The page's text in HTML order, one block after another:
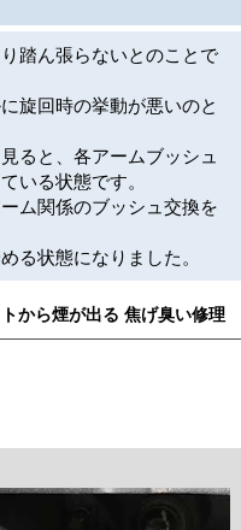
踏ん張らないとのことで
旋回時の挙動が悪いのと
ると、各アームブッシュ
いる状態です。
ム関係のブッシュ交換を
る状態になりました。
から煙が出る 焦げ臭い修理